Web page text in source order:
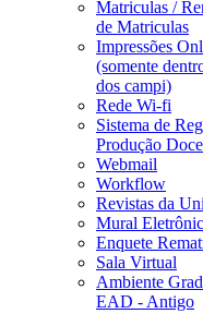
Matriculas /
de Matriculas
Impressões
(somente
dos campi)
Rede Wi-fi
Sistema de
Produção
Webmail
Workflow
Revistas da
Mural
Enquete
Sala Virtual
Ambiente
EAD - Antigo